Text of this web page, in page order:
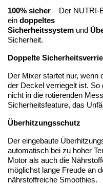
100% sicher – Der NUTRI-
ein doppeltes
Sicherheitssystem und
Sicherheit.
Doppelte
Der Mixer startet nur, wenn
der Deckel verriegelt ist. So
nicht in die rotierenden
Sicherheitsfeature, das
Überhitzungsschutz
Der eingebaute
automatisch bei zu hoher
Motor als auch die
möglichst lange Freude an
nährstoffreiche Smoothies.